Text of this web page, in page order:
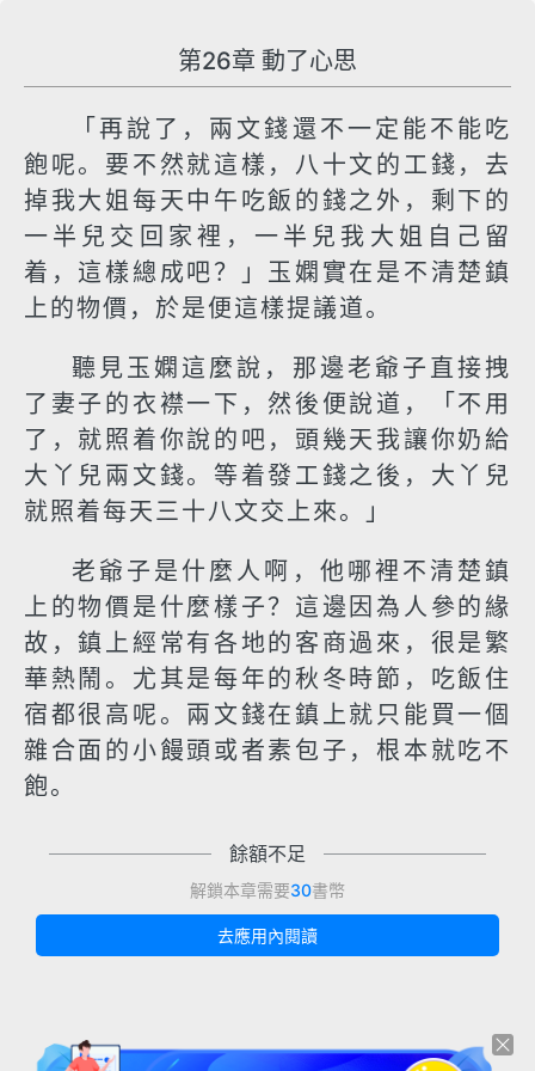
第26章 動了心思
「再說了，兩文錢還不一定能不能吃
飽呢。要不然就這樣，八十文的工錢，去
掉我大姐每天中午吃飯的錢之外，剩下的
一半兒交回家裡，一半兒我大姐自己留
着，這樣總成吧？」玉嫻實在是不清楚鎮
上的物價，於是便這樣提議道。
聽見玉嫻這麼說，那邊老爺子直接拽
了妻子的衣襟一下，然後便說道，「不用
了，就照着你說的吧，頭幾天我讓你奶給
大丫兒兩文錢。等着發工錢之後，大丫兒
就照着每天三十八文交上來。」
老爺子是什麼人啊，他哪裡不清楚鎮
上的物價是什麼樣子？這邊因為人參的緣
故，鎮上經常有各地的客商過來，很是繁
華熱鬧。尤其是每年的秋冬時節，吃飯住
宿都很高呢。兩文錢在鎮上就只能買一個
雜合面的小饅頭或者素包子，根本就吃不
飽。
餘額不足
解鎖本章需要30書幣
去應用內閱讀